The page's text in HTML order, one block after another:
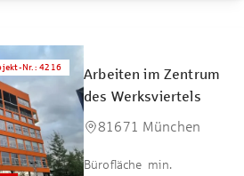
Nr. :4216
Arbeiten im Zentrum
des Werksviertels
81671 München
Bürofläche min.